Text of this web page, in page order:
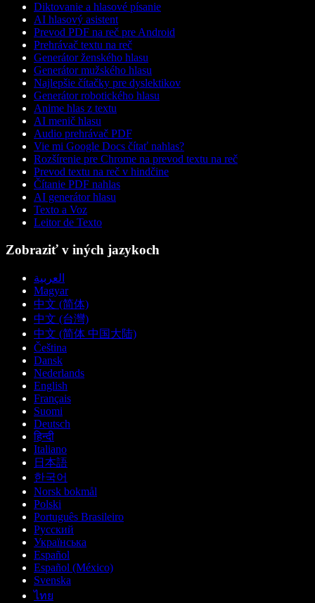
Diktovanie a hlasové písanie
AI hlasový asistent
Prevod PDF na reč pre Android
Prehrávač textu na reč
Generátor ženského hlasu
Generátor mužského hlasu
Najlepšie čítačky pre dyslektikov
Generátor robotického hlasu
Anime hlas z textu
AI menič hlasu
Audio prehrávač PDF
Vie mi Google Docs čítať nahlas?
Rozšírenie pre Chrome na prevod textu na reč
Prevod textu na reč v hindčine
Čítanie PDF nahlas
AI generátor hlasu
Texto a Voz
Leitor de Texto
Zobraziť v iných jazykoch
العربية
Magyar
中文 (简体)
中文 (台灣)
中文 (简体 中国大陆)
Čeština
Dansk
Nederlands
English
Français
Suomi
Deutsch
हिन्दी
Italiano
日本語
한국어
Norsk bokmål
Polski
Português Brasileiro
Русский
Українська
Español
Español (México)
Svenska
ไทย